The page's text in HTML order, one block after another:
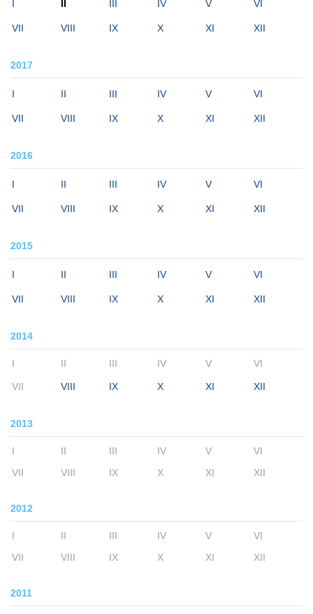
IV V VI
VII VIII IX X XI XII
2017
I II III IV V VI
VII VIII IX X XI XII
2016
I II III IV V VI
VII VIII IX X XI XII
2015
I II III IV V VI
VII VIII IX X XI XII
2014
I II III IV V VI
VII VIII IX X XI XII
2013
I II III IV V
VI
VII
VIII IX X XI XII
2012
I II III IV V
VI
VII
VIII IX X XI XII
2011